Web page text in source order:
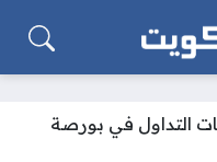
التداول في بورصة